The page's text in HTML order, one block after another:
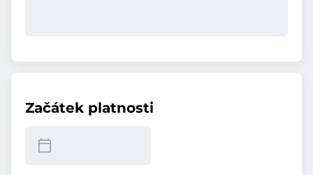
Začátek platnosti